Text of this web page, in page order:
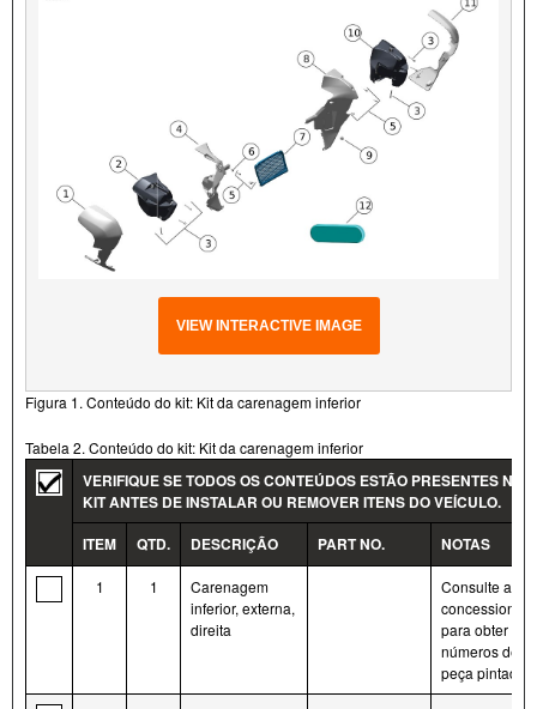
VIEW INTERACTIVE IMAGE
Figura 1. Conteúdo do kit: Kit da carenagem inferior
Tabela 2. Conteúdo do kit: Kit da carenagem inferior
VERIFIQUE SE TODOS OS CONTEÚDOS ESTÃO PRESENTES NO
KIT ANTES DE INSTALAR OU REMOVER ITENS DO VEÍCULO.
ITEM
QTD. DESCRIÇÃO PART NO. NOTAS
1 1
Carenagem
inferior, externa,
direita
Consulte a
para obter os
números de
peça pintados